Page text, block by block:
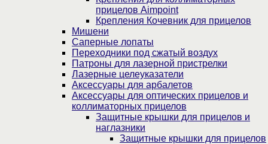
прицелов Aimpoint
Крепления Кочевник для прицелов
Мишени
Саперные лопаты
Переходники под сжатый воздух
Патроны для лазерной пристрелки
Лазерные целеуказатели
Аксессуары для арбалетов
Аксессуары для оптических прицелов и
коллиматорных прицелов
Защитные крышки для прицелов и
наглазники
Защитные крышки для прицелов